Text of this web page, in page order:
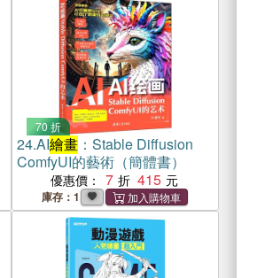
70 折
24.AI繪畫 ：Stable Diffusion
ComfyUI的藝術（簡體書）
優惠價： 7 415
庫存：1